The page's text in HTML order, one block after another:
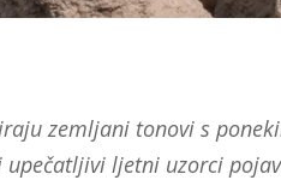
zemljani tonovi s
upečatljivi ljetni uzorci